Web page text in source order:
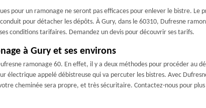
pour un ramonage ne seront pas efficaces pour enlever le bistre. Le
pour détacher les dépôts. À Gury, dans le 60310, Dufresne
conditions tarifaires. Demandez un devis pour découvrir ses tarifs.
à Gury et ses environs
ramonage 60. En effet, il y a deux méthodes pour procéder au
électrique appelé débistreuse qui va percuter les bistres. Avec
cheminée sera propre, et très sécuritaire. Contactez-nous pour plus